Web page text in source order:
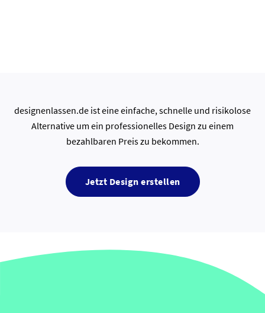
designenlassen.de ist eine einfache, schnelle und risikolose
Alternative um ein professionelles Design zu einem
bezahlbaren Preis zu bekommen.
Jetzt Design erstellen